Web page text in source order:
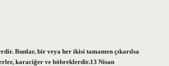
Bunlar, bir veya her ikisi tamamen çıkarılsa
karaciğer ve böbreklerdir.13 Nisan